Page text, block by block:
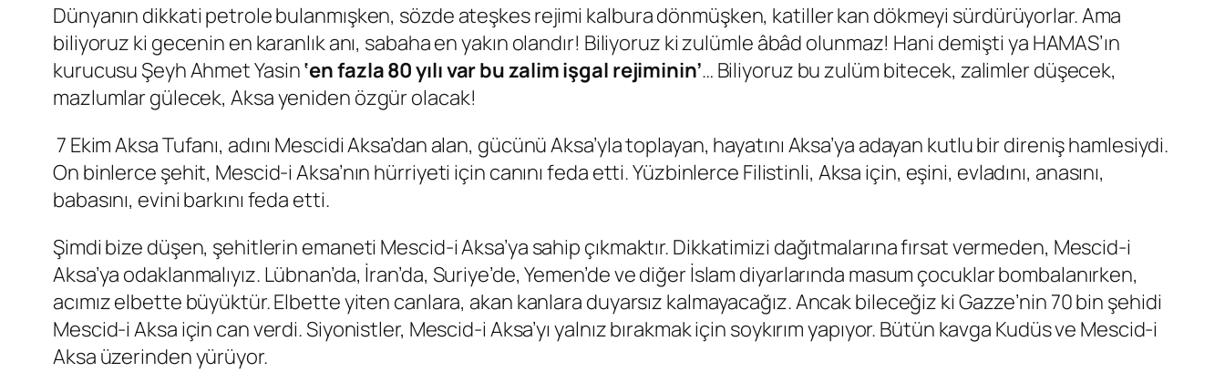
Dünyanın dikkati petrole bulanmışken, sözde ateşkes rejimi kalbura dönmüşken, katiller kan dökmeyi sürdürüyorlar. Ama
biliyoruz ki gecenin en karanlık anı, sabaha en yakın olandır! Biliyoruz ki zulümle âbâd olunmaz! Hani demişti ya HAMAS’ın
kurucusu Şeyh Ahmet Yasin‘en fazla 80 yılı var bu zalim işgal rejiminin’… Biliyoruz bu zulüm bitecek, zalimler düşecek,
mazlumlar gülecek, Aksa yeniden özgür olacak!
7 Ekim Aksa Tufanı, adını Mescidi Aksa’dan alan, gücünü Aksa’yla toplayan, hayatını Aksa’ya adayan kutlu bir direniş hamlesiydi.
On binlerce şehit, Mescid-i Aksa’nın hürriyeti için canını feda etti. Yüzbinlerce Filistinli, Aksa için, eşini, evladını, anasını,
babasını, evini barkını feda etti.
Şimdi bize düşen, şehitlerin emaneti Mescid-i Aksa’ya sahip çıkmaktır. Dikkatimizi dağıtmalarına fırsat vermeden, Mescid-i
Aksa’ya odaklanmalıyız. Lübnan’da, İran’da, Suriye’de, Yemen’de ve diğer İslam diyarlarında masum çocuklar bombalanırken,
acımız elbette büyüktür. Elbette yiten canlara, akan kanlara duyarsız kalmayacağız. Ancak bileceğiz ki Gazze’nin 70 bin şehidi
Mescid-i Aksa için can verdi. Siyonistler, Mescid-i Aksa’yı yalnız bırakmak için soykırım yapıyor. Bütün kavga Kudüs ve Mescid-i
Aksa üzerinden yürüyor.